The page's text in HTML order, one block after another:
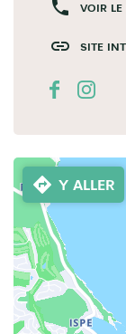
VOIR
SITE
Y ALLER